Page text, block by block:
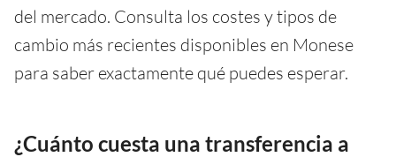
del mercado. Consulta los costes y tipos de
cambio más recientes disponibles en Monese
para saber exactamente qué puedes esperar.
¿Cuánto cuesta una transferencia a